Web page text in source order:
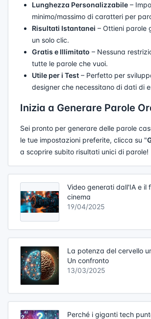
Lunghezza Personalizzabile –
minimo/massimo di caratteri per
Risultati Istantanei – Ottieni parole
un solo clic.
Gratis e Illimitato – Nessuna
tutte le parole che vuoi.
Utile per i Test – Perfetto per
designer che necessitano di dati di
Inizia a Generare Parole
Sei pronto per generare delle parole
le tue impostazioni preferite, clicca su "
a scoprire subito risultati unici di parole!
Video generati dall'IA e il
cinema
19/04/2025
La potenza del cervello
Un confronto
13/03/2025
Perché i giganti tech